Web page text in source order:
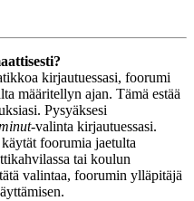
kirjautuessasi, foorumi
määritellyn ajan. Tämä estää
Pysyäksesi
-valinta kirjautuessasi.
foorumia jaetulta
tai koulun
valintaa, foorumin ylläpitäjä